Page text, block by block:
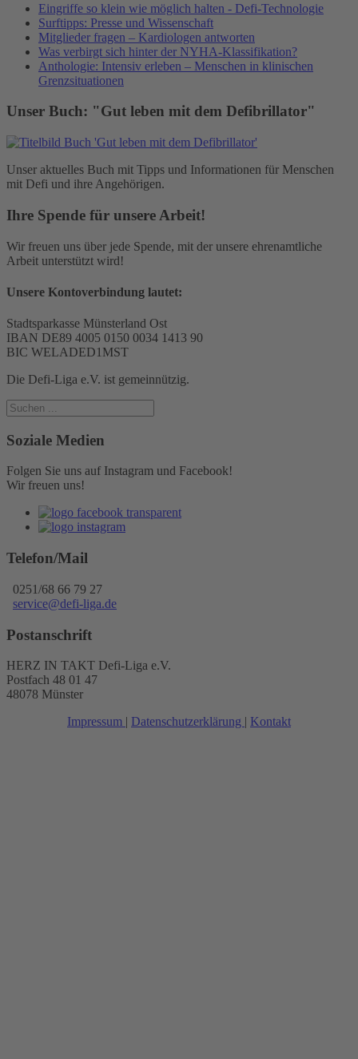
Eingriffe so klein wie möglich halten - Defi-Technologie
Surftipps: Presse und Wissenschaft
Mitglieder fragen – Kardiologen antworten
Was verbirgt sich hinter der NYHA-Klassifikation?
Anthologie: Intensiv erleben – Menschen in klinischen
Grenzsituationen
Unser Buch: "Gut leben mit dem Defibrillator"
Unser aktuelles Buch mit Tipps und Informationen für Menschen
mit Defi und ihre Angehörigen.
Ihre Spende für unsere Arbeit!
Wir freuen uns über jede Spende, mit der unsere ehrenamtliche
Arbeit unterstützt wird!
Unsere Kontoverbindung lautet:
Stadtsparkasse Münsterland Ost
IBAN DE89 4005 0150 0034 1413 90
BIC WELADED1MST
Die Defi-Liga e.V. ist gemeinnützig.
Soziale Medien
Folgen Sie uns auf Instagram und Facebook!
Wir freuen uns!
Telefon/Mail
0251/68 66 79 27
service@defi-liga.de
Postanschrift
HERZ IN TAKT Defi-Liga e.V.
Postfach 48 01 47
48078 Münster
Impressum | Datenschutzerklärung | Kontakt